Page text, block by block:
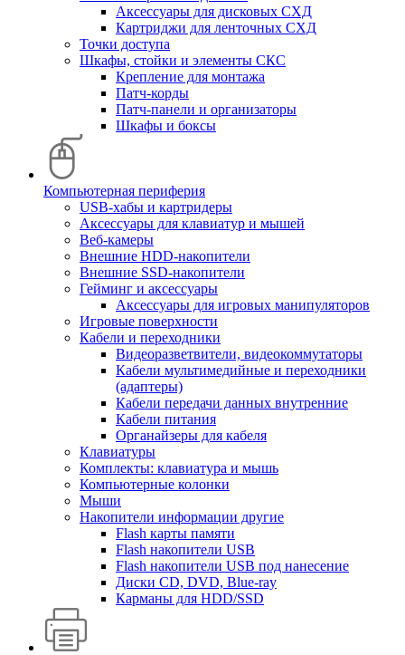
Аксессуары для дисковых СХД
Картриджи для ленточных СХД
Точки доступа
Шкафы, стойки и элементы СКС
Крепление для монтажа
Патч-корды
Патч-панели и организаторы
Шкафы и боксы
Компьютерная периферия
USB-хабы и картридеры
Аксессуары для клавиатур и мышей
Веб-камеры
Внешние HDD-накопители
Внешние SSD-накопители
Гейминг и аксессуары
Аксессуары для игровых манипуляторов
Игровые поверхности
Кабели и переходники
Видеоразветвители, видеокоммутаторы
Кабели мультимедийные и переходники
(адаптеры)
Кабели передачи данных внутренние
Кабели питания
Органайзеры для кабеля
Клавиатуры
Комплекты: клавиатура и мышь
Компьютерные колонки
Мыши
Накопители информации другие
Flash карты памяти
Flash накопители USB
Flash накопители USB под нанесение
Диски CD, DVD, Blue-ray
Карманы для HDD/SSD